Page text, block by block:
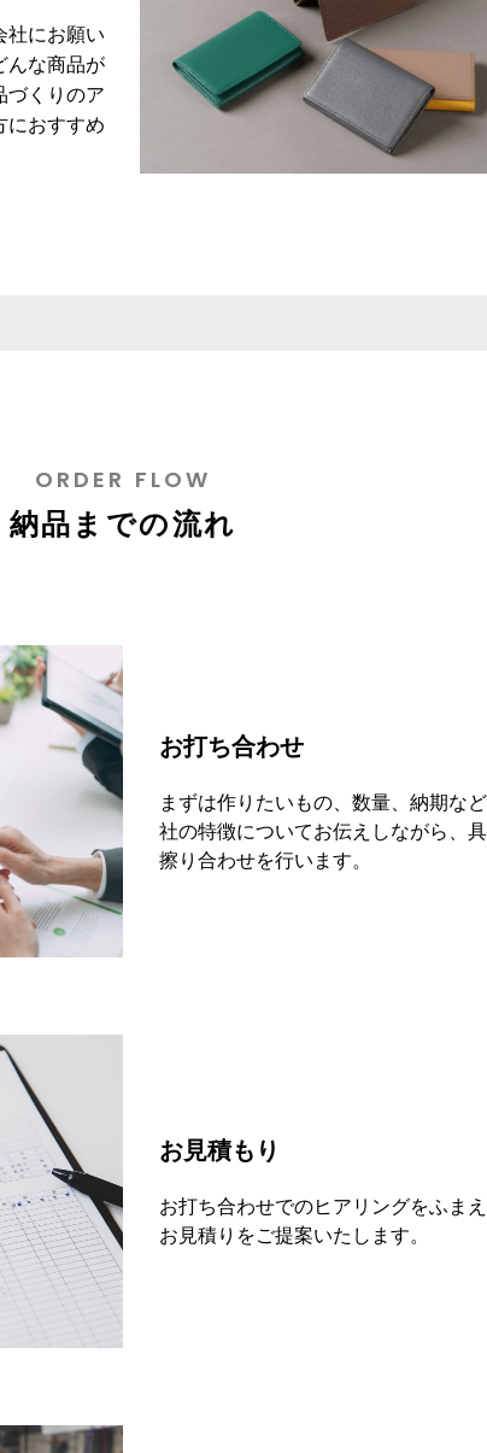
社にお願い
んな商品が
づくりのア
におすすめ
ORDER FLOW
納品までの流れ
お打ち合わせ
まずは作りたいもの、数量、納期な
社の特徴についてお伝えしながら、
擦り合わせを行います。
お見積もり
お打ち合わせでのヒアリングをふまえ
お見積りをご提案いたします。